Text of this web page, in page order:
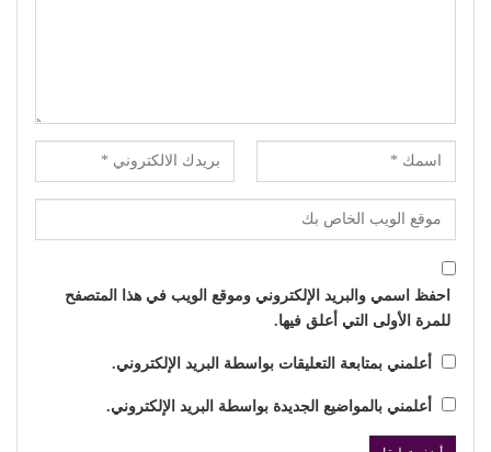
احفظ اسمي والبريد الإلكتروني وموقع الويب في هذا المتصفح
للمرة الأولى التي أعلق فيها.
أعلمني بمتابعة التعليقات بواسطة البريد الإلكتروني.
أعلمني بالمواضيع الجديدة بواسطة البريد الإلكتروني.